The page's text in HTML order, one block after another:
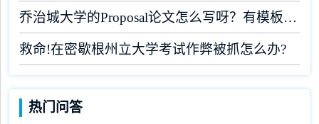
乔治城大学的Proposal论文怎么写呀？有模板吗？
救命!在密歇根州立大学考试作弊被抓怎么办?
热门问答